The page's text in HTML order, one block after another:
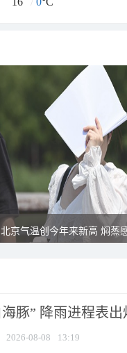
北京气温创今年来新高 焖蒸
海豚” 降雨进程表
2026-08-08 13:19